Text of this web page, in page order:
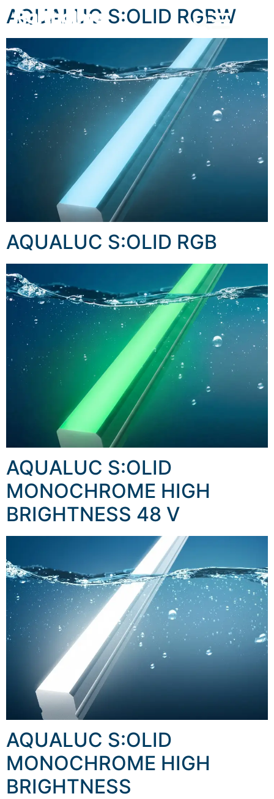
content
AQUALUC S:OLID RGBW
AQUALUC S:OLID RGB
AQUALUC S:OLID
MONOCHROME HIGH
BRIGHTNESS 48 V
AQUALUC S:OLID
MONOCHROME HIGH
BRIGHTNESS